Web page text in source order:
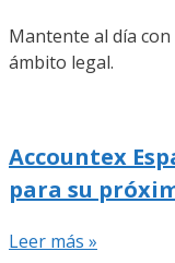
Mantente al día
ámbito legal.
Accountex
para su
Leer más »